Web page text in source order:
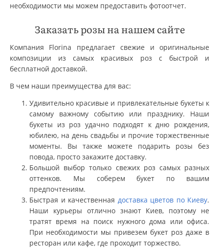
необходимости мы можем предоставить фотоотчет.
Заказать розы на нашем сайте
Компания Florina предлагает свежие и оригинальные
композиции из самых красивых роз с быстрой и
бесплатной доставкой.
В чем наши преимущества для вас:
Удивительно красивые и привлекательные букеты к
самому важному событию или празднику. Наши
букеты из роз удачно подходят к дню рождения,
юбилею, на день свадьбы и прочие торжественные
моменты. Вы также можете подарить розы без
повода, просто закажите доставку.
Большой выбор только свежих роз самых разных
оттенков. Мы соберем букет по вашим
предпочтениям.
Быстрая и качественная доставка цветов по Киеву.
Наши курьеры отлично знают Киев, поэтому не
тратят время на поиск нужного дома или офиса.
При необходимости мы привезем букет роз даже в
ресторан или кафе, где проходит торжество.